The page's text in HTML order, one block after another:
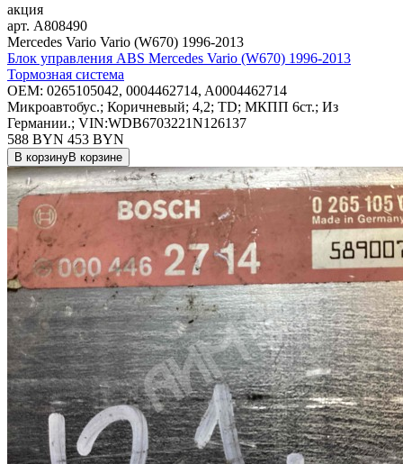
акция
арт. A808490
Mercedes Vario Vario (W670) 1996-2013
Блок управления ABS Mercedes Vario (W670) 1996-2013
Тормозная система
OEM: 0265105042, 0004462714, A0004462714
Микроавтобус.; Коричневый; 4,2; TD; МКПП 6ст.; Из
Германии.; VIN:WDB6703221N126137
588 BYN 453 BYN
В корзинуВ корзине